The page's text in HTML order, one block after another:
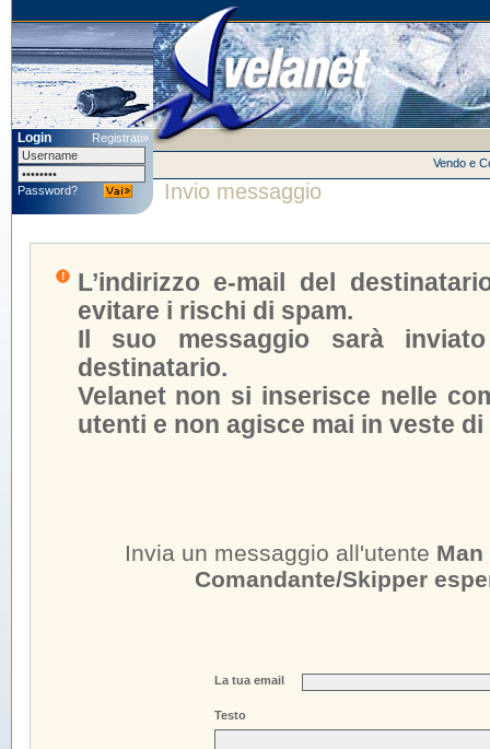
Login Registrati»
Password?
Vendo e
Invio messaggio
L’indirizzo e-mail del
evitare i rischi di spam.
Il suo messaggio sarà
destinatario.
Velanet non si inserisce nelle
utenti e non agisce mai in veste
Invia un messaggio all'utente Man
Comandante/Skipper
La tua email
Testo